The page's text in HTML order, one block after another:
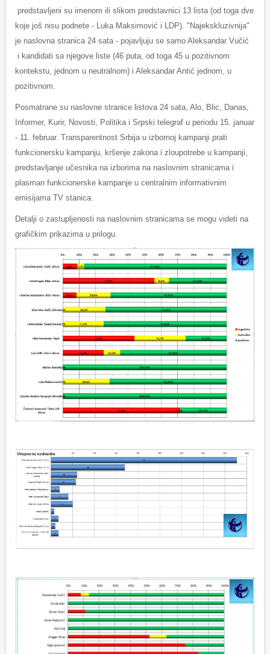
predstavljeni su imenom ili slikom predstavnici 13 lista (od toga dve
koje još nisu podnete - Luka Maksimović i LDP). "Najekskluzivnija"
je naslovna stranica 24 sata - pojavljuju se samo Aleksandar Vučić
i kandidati sa njegove liste (46 puta, od toga 45 u pozitivnom
kontekstu, jednom u neutralnom) i Aleksandar Antić jednom, u
pozitivnom.
Posmatrane su naslovne stranice listova 24 sata, Alo, Blic, Danas,
Informer, Kurir, Novosti, Politika i Srpski telegraf u periodu 15. januar
- 11. februar. Transparentnost Srbija u izbornoj kampanji prati
funkcionersku kampanju, kršenje zakona i zloupotrebe u kampanji,
predstavljanje učesnika na izborima na naslovnim stranicama i
plasman funkcionerske kampanje u centralnim informativnim
emisijama TV stanica.
Detalji o zastupljenosti na naslovnim stranicama se mogu videti na
grafičkim prikazima u prilogu.